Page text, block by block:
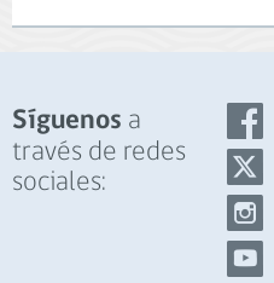
Síguenos a
través de redes
sociales: